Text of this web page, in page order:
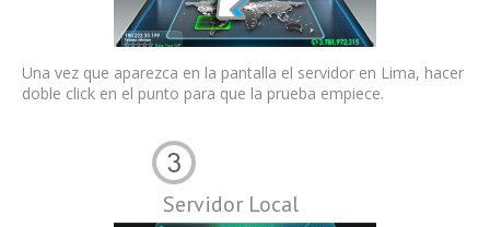
Una vez que aparezca en la pantalla el servidor en Lima, hacer
doble click en el punto para que la prueba empiece.
Servidor Local